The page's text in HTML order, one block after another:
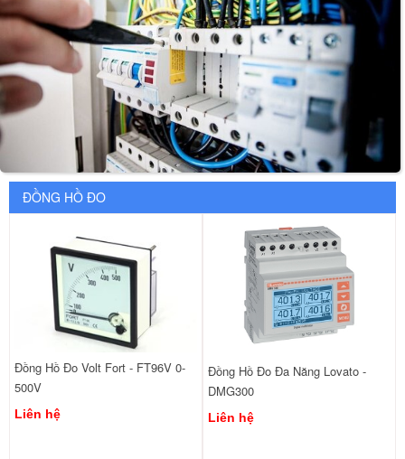
ĐỒNG HỒ ĐO
Đồng Hồ Đo Volt Fort - FT96V 0-
500V
Liên hệ
Đồng Hồ Đo Đa Năng Lovato -
DMG300
Liên hệ